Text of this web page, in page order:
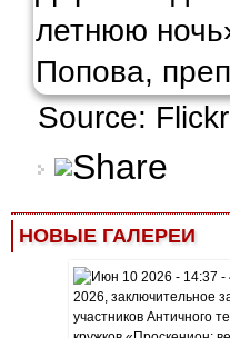
Source: Flickr
НОВЫЕ ГАЛЕРЕИ